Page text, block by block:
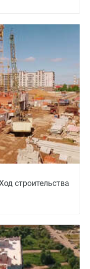
строительства